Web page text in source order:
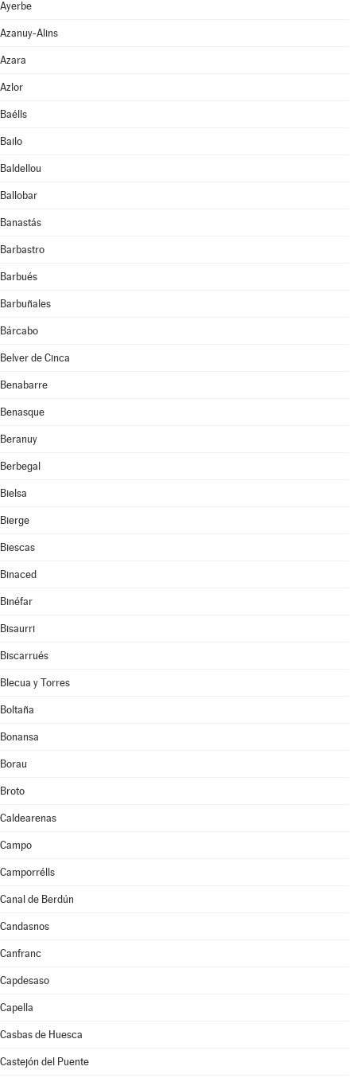
Ayerbe
Azanuy-Alins
Azara
Azlor
Baélls
Bailo
Baldellou
Ballobar
Banastás
Barbastro
Barbués
Barbuñales
Bárcabo
Belver de Cinca
Benabarre
Benasque
Beranuy
Berbegal
Bielsa
Bierge
Biescas
Binaced
Binéfar
Bisaurri
Biscarrués
Blecua y Torres
Boltaña
Bonansa
Borau
Broto
Caldearenas
Campo
Camporrélls
Canal de Berdún
Candasnos
Canfranc
Capdesaso
Capella
Casbas de Huesca
Castejón del Puente